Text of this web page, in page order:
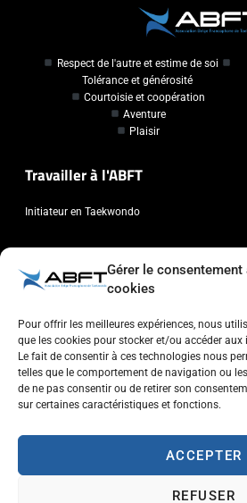
Gérer le consentement
cookies
Pour offrir les meilleures expériences, nous
que les cookies pour stocker et/ou accéder
Le fait de consentir à ces technologies nous
telles que le comportement de navigation ou
de ne pas consentir ou de retirer son
sur certaines caractéristiques et fonctions.
ACCEPTER
REFUSER
Respect de l'autre et estime de soi
Tolérance et générosité
Courtoisie et coopération
Aventure
Plaisir
Travailler à l'ABFT
Initiateur en Taekwondo
Contact
Association Belge Francophone de
info@abft.be
+32 (0)2 347 34 77
Copyright © 2023 ABFT.BE – Tous droits réservés